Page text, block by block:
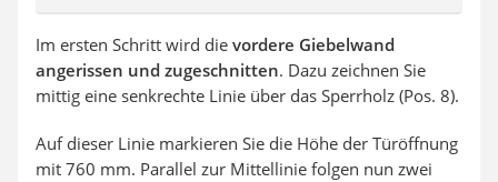
Im ersten Schritt wird die vordere Giebelwand
angerissen und zugeschnitten. Dazu zeichnen Sie
mittig eine senkrechte Linie über das Sperrholz (Pos. 8).
Auf dieser Linie markieren Sie die Höhe der Türöffnung
mit 760 mm. Parallel zur Mittellinie folgen nun zwei